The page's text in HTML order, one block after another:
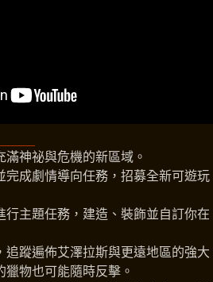
滿神祕與危機的新區域。
完成劇情導向任務，招募全新可遊玩
行主題任務，建造、裝飾並自訂你在
追蹤遍佈艾澤拉斯與更遠地區的強大
獵物也可能隨時反擊。